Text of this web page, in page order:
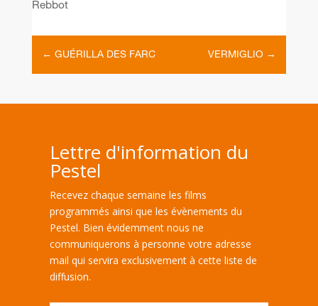
Rebbot
← GUÉRILLA DES FARC VERMIGLIO →
Lettre d'information du
Pestel
Recevez chaque semaine les films
programmés ainsi que les évènements du
Pestel. Bien évidemment nous ne
communiquerons à personne votre adresse
mail qui servira exclusivement à cette liste de
diffusion.